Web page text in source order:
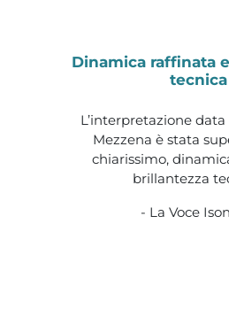
Dinamica raffinata
tecnica
L’interpretazione
Mezzena è stata
chiarissimo,
brillantezza
- La Voce